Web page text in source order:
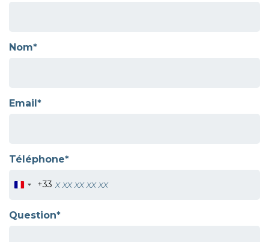
Nom*
Email*
Téléphone*
+33
Question*